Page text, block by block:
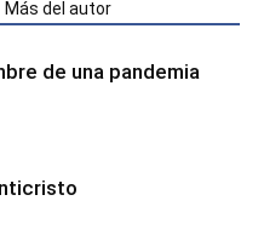
Más del autor
de una pandemia